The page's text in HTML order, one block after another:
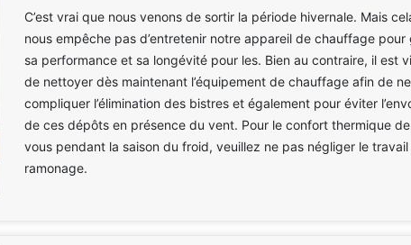
C’est vrai que nous venons de sortir la période hivernale. Mais
nous empêche pas d’entretenir notre appareil de chauffage pour
sa performance et sa longévité pour les. Bien au contraire, il est
de nettoyer dès maintenant l’équipement de chauffage afin de
compliquer l’élimination des bistres et également pour éviter
de ces dépôts en présence du vent. Pour le confort thermique
vous pendant la saison du froid, veuillez ne pas négliger le
ramonage.